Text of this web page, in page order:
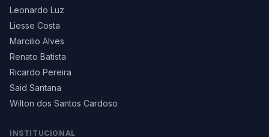
Leonardo Luz
Liesse Costa
Marcilio Alves
Renato Batista
Ricardo Pereira
Said Santana
Wilton dos Santos Cardoso
INSTITUCIONAL